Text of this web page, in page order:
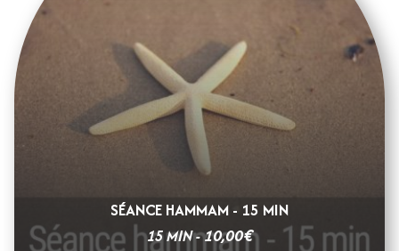
SÉANCE HAMMAM - 15 MIN
15 MIN -10,00€